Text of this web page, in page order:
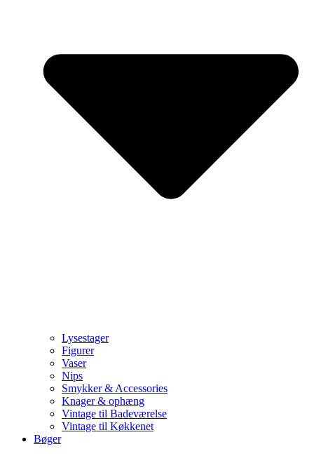
Lysestager
Figurer
Vaser
Nips
Smykker & Accessories
Knager & ophæng
Vintage til Badeværelse
Vintage til Køkkenet
Bøger